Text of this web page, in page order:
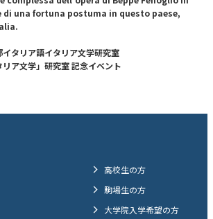
di una fortuna postuma in questo paese,
タリア語イタリア文学研究室
ア文学」研究室 記念イベント
高校生の方
駒場生の方
大学院入学希望の方